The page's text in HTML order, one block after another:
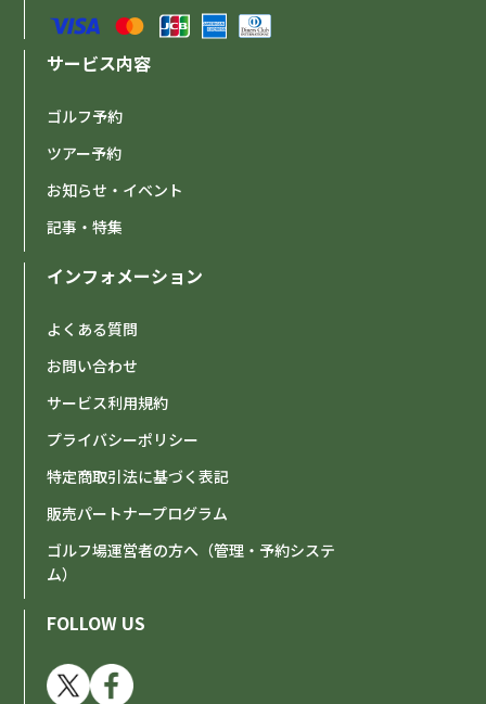
サービス内容
ゴルフ予約
ツアー予約
お知らせ・イベント
記事・特集
インフォメーション
よくある質問
お問い合わせ
サービス利用規約
プライバシーポリシー
特定商取引法に基づく表記
販売パートナープログラム
ゴルフ場運営者の方へ（管理・予約システ
ム）
FOLLOW US